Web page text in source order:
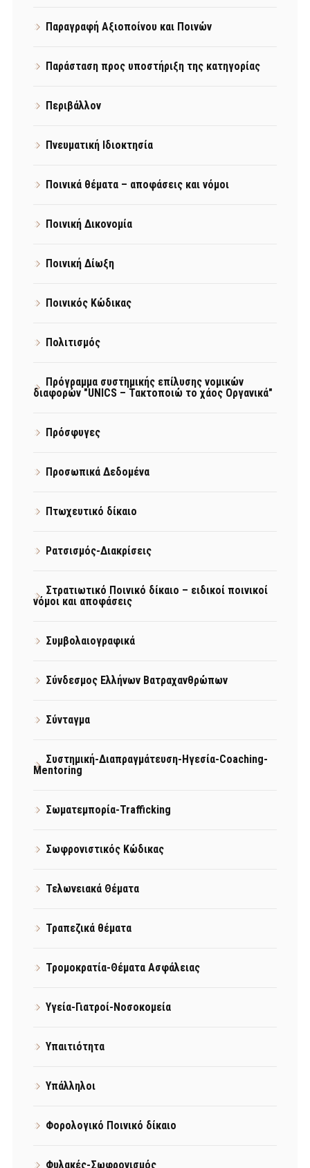
Παραγραφή Αξιοποίνου και Ποινών
Παράσταση προς υποστήριξη της κατηγορίας
Περιβάλλον
Πνευματική Ιδιοκτησία
Ποινικά θέματα – αποφάσεις και νόμοι
Ποινική Δικονομία
Ποινική Δίωξη
Ποινικός Κώδικας
Πολιτισμός
Πρόγραμμα συστημικής επίλυσης νομικών
διαφορών "UNICS – Τακτοποιώ το χάος Οργανικά"
Πρόσφυγες
Προσωπικά Δεδομένα
Πτωχευτικό δίκαιο
Ρατσισμός-Διακρίσεις
Στρατιωτικό Ποινικό δίκαιο – ειδικοί ποινικοί
νόμοι και αποφάσεις
Συμβολαιογραφικά
Σύνδεσμος Ελλήνων Βατραχανθρώπων
Σύνταγμα
Συστημική-Διαπραγμάτευση-Ηγεσία-Coaching-
Mentoring
Σωματεμπορία-Trafficking
Σωφρονιστικός Κώδικας
Τελωνειακά Θέματα
Τραπεζικά θέματα
Τρομοκρατία-Θέματα Ασφάλειας
Υγεία-Γιατροί-Νοσοκομεία
Υπαιτιότητα
Υπάλληλοι
Φορολογικό Ποινικό δίκαιο
Φυλακές-Σωφρονισμός